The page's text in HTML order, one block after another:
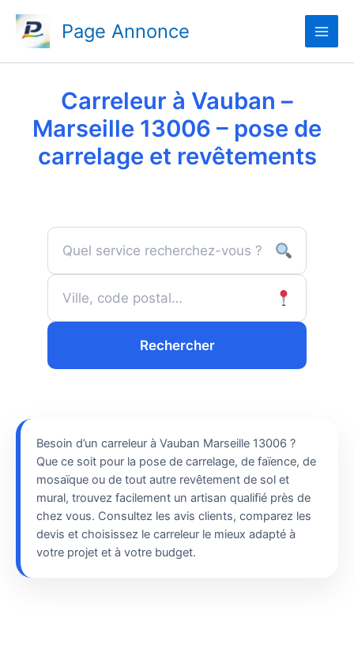
contenu
Page Annonce
Carreleur à Vauban –
Marseille 13006 – pose de
carrelage et revêtements
Rechercher
Besoin d’un carreleur à Vauban Marseille 13006 ?
Que ce soit pour la pose de carrelage, de faïence, de
mosaïque ou de tout autre revêtement de sol et
mural, trouvez facilement un artisan qualifié près de
chez vous. Consultez les avis clients, comparez les
devis et choisissez le carreleur le mieux adapté à
votre projet et à votre budget.